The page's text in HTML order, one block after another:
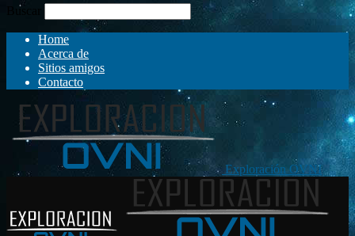
Buscar
Home
Acerca de
Sitios amigos
Contacto
Exploración OVNI